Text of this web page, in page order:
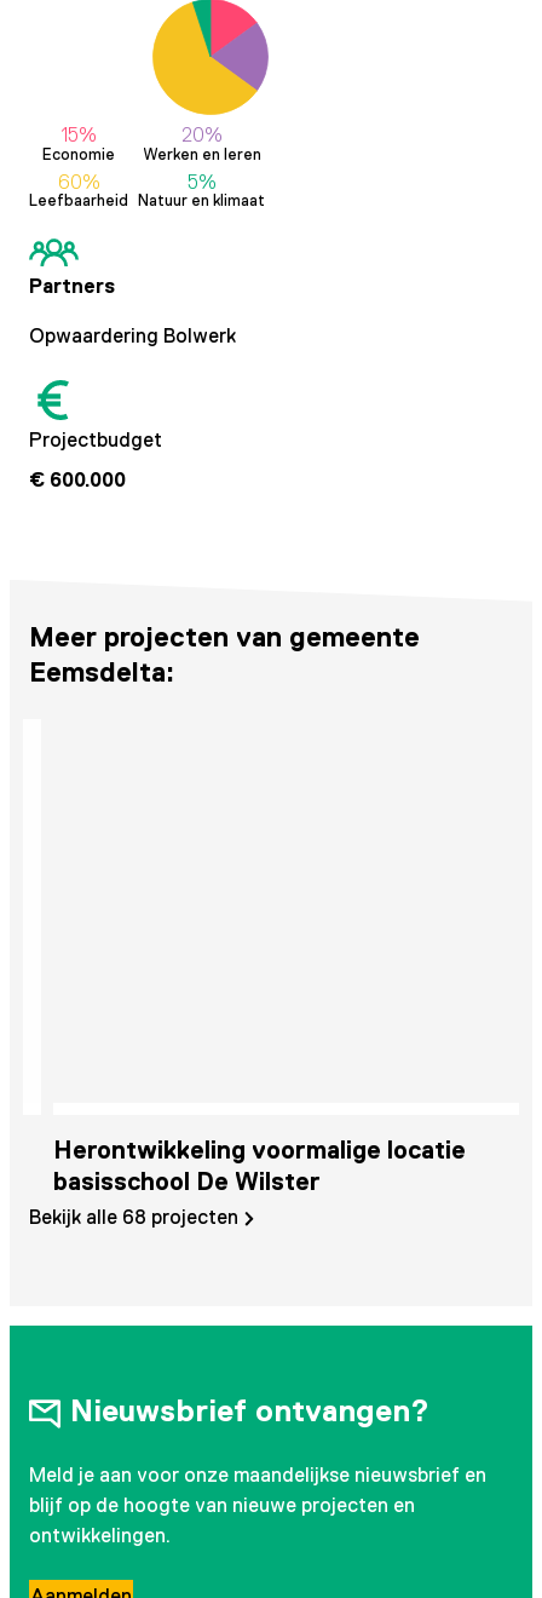
15%
Economie
20%
Werken en leren
60%
Leefbaarheid
5%
Natuur en klimaat
Partners
Opwaardering Bolwerk
Projectbudget
€ 600.000
Meer projecten van gemeente
Eemsdelta:
Bekijk alle 68 projecten
Herontwikkeling voormalige locatie
basisschool De Wilster
Nieuwsbrief ontvangen?
Meld je aan voor onze maandelijkse nieuwsbrief en
blijf op de hoogte van nieuwe projecten en
ontwikkelingen.